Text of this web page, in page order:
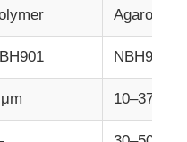
Agarose
NBH912
10–37 μm